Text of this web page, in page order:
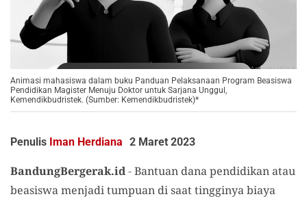
Animasi mahasiswa dalam buku Panduan Pelaksanaan Program Beasiswa
Pendidikan Magister Menuju Doktor untuk Sarjana Unggul,
Kemendikbudristek. (Sumber: Kemendikbudristek)*
Penulis Iman Herdiana 2 Maret 2023
BandungBergerak.id-Bantuan dana pendidikan atau
beasiswa menjadi tumpuan di saat tingginya biaya